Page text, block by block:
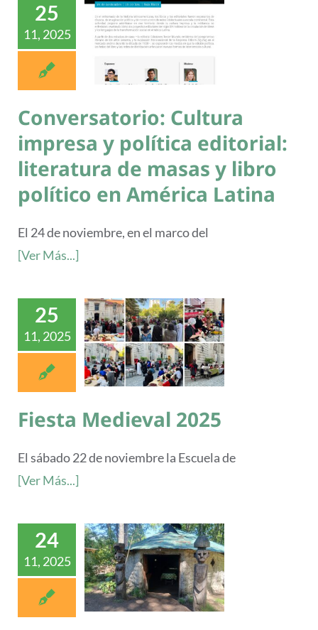
25
11, 2025
Conversatorio: Cultura
impresa y política editorial:
literatura de masas y libro
político en América Latina
El 24 de noviembre, en el marco del
[Ver Más...]
25
11, 2025
Fiesta Medieval 2025
El sábado 22 de noviembre la Escuela de
[Ver Más...]
24
11, 2025